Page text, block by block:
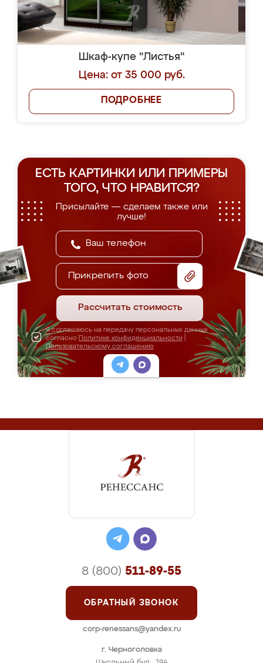
Шкаф-купе "Листья"
Цена: от 35 000 руб.
ПОДРОБНЕЕ
ЕСТЬ КАРТИНКИ ИЛИ ПРИМЕРЫ
ТОГО, ЧТО НРАВИТСЯ?
Присылайте — сделаем также или
лучше!
Прикрепить фото
Рассчитать стоимость
Я соглашаюсь на передачу персональных данных
согласно Политике конфиденциальности
Пользовательскому соглашению
г. Черноголовка
8 (800) 511-89-55
ОБРАТНЫЙ ЗВОНОК
corp-renessans@yandex.ru